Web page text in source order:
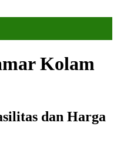
Kolam
dan Harga